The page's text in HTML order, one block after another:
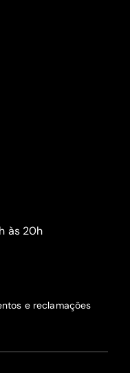
às 20h
e reclamações